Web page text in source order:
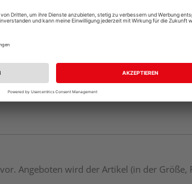
Angeboten wird der Artikel (in der Größe,